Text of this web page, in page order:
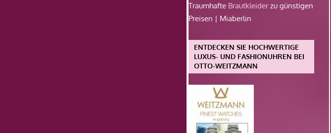
Traumhafte Brautkleiderzu günstigen
Preisen | Miaberlin
ENTDECKEN SIE HOCHWERTIGE
LUXUS- UND FASHIONUHREN BEI
OTTO-WEITZMANN